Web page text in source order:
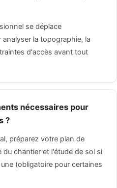
se déplace
la topographie, la
d'accès avant tout
nécessaires pour
?
préparez votre plan de
du chantier et l'étude de sol si
(obligatoire pour certaines